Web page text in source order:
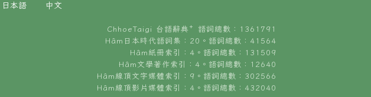
日本語 中文
ChhoeTaigi 台語辭典⁺ 語詞總數：1361791
Hâm日本時代語詞集：20。語詞總數：41564
Hâm紙冊索引：4。語詞總數：131509
Hâm文學著作索引：4。語詞總數：12640
Hâm線頂文字媒體索引：9。語詞總數：302566
Hâm線頂影片媒體索引：4。語詞總數：432040